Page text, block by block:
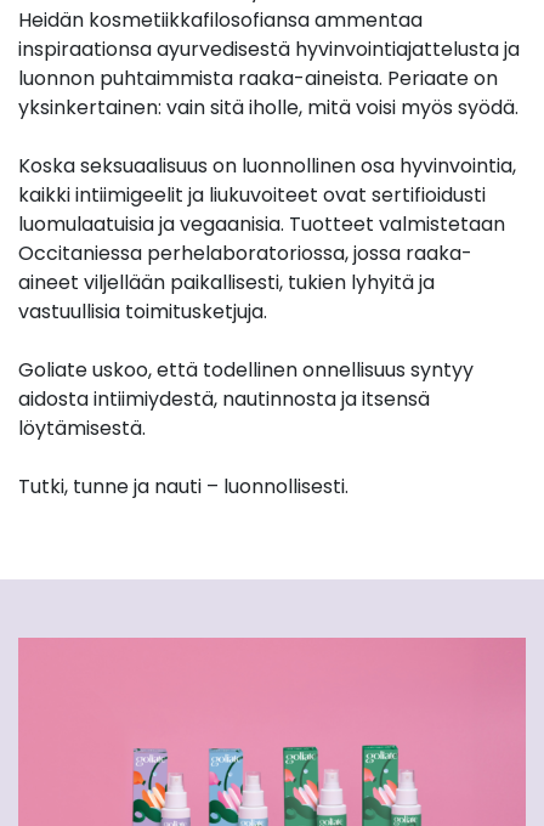
Heidän kosmetiikkafilosofiansa ammentaa
inspiraationsa ayurvedisestä hyvinvointiajattelusta ja
luonnon puhtaimmista raaka-aineista. Periaate on
yksinkertainen: vain sitä iholle, mitä voisi myös syödä.
Koska seksuaalisuus on luonnollinen osa hyvinvointia,
kaikki intiimigeelit ja liukuvoiteet ovat sertifioidusti
luomulaatuisia ja vegaanisia. Tuotteet valmistetaan
Occitaniessa perhelaboratoriossa, jossa raaka-
aineet viljellään paikallisesti, tukien lyhyitä ja
vastuullisia toimitusketjuja.
Goliate uskoo, että todellinen onnellisuus syntyy
aidosta intiimiydestä, nautinnosta ja itsensä
löytämisestä.
Tutki, tunne ja nauti – luonnollisesti.